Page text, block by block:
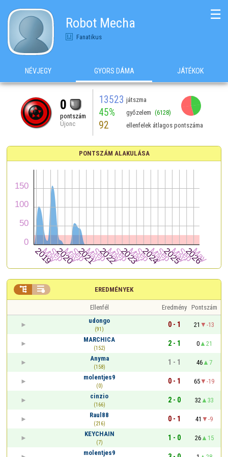
Robot Mecha
Fanatikus
☰
NÉVJEGY GYORS DÁMA JÁTÉKOK
0
pontszám
Újonc
13523 játszma
45% győzelem (6128)
92 ellenfelek átlagos pontszáma
PONTSZÁM ALAKULÁSA
EREDMÉNYEK
 
Ellenfél Eredmény Pontszám
udongo
(91)
0 - 1 21
-13
MARCHICA
(152)
2 - 1 0
21
Anyma
(158)
1 - 1 46
7
molentjes9
(0)
0 - 1 65
-19
cinzio
(166)
2 - 0 32
33
Raul88
(216)
0 - 1 41
-9
KEYCHAIN
(7)
1 - 0 26
15
molentjes9